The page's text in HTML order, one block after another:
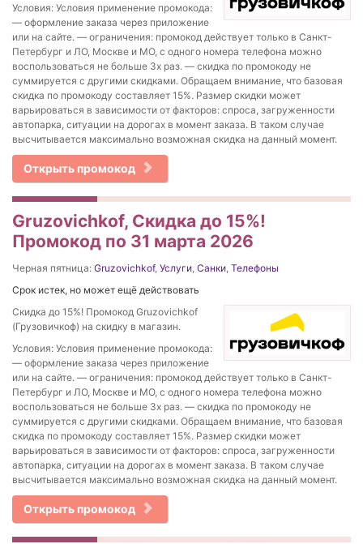
Условия: Условия применение промокода:
— оформление заказа через приложение
или на сайте. — ограничения: промокод действует только в Санкт-
Петербург и ЛО, Москве и МО, с одного номера телефона можно
воспользоваться не больше 3х раз. — скидка по промокоду не
суммируется с другими скидками. Обращаем внимание, что базовая
скидка по промокоду составляет 15%. Размер скидки может
варьироваться в зависимости от факторов: спроса, загруженности
автопарка, ситуации на дорогах в момент заказа. В таком случае
высчитывается максимально возможная скидка на данный момент.
Открыть промокод
Gruzovichkof, Скидка до 15%!
Промокод по 31 марта 2026
Черная пятница: Gruzovichkof, Услуги, Санки, Телефоны
Срок истек, но может ещё действовать
Скидка до 15%! Промокод Gruzovichkof
(Грузовичкоф) на скидку в магазин.
Условия: Условия применение промокода:
— оформление заказа через приложение
или на сайте. — ограничения: промокод действует только в Санкт-
Петербург и ЛО, Москве и МО, с одного номера телефона можно
воспользоваться не больше 3х раз. — скидка по промокоду не
суммируется с другими скидками. Обращаем внимание, что базовая
скидка по промокоду составляет 15%. Размер скидки может
варьироваться в зависимости от факторов: спроса, загруженности
автопарка, ситуации на дорогах в момент заказа. В таком случае
высчитывается максимально возможная скидка на данный момент.
Открыть промокод